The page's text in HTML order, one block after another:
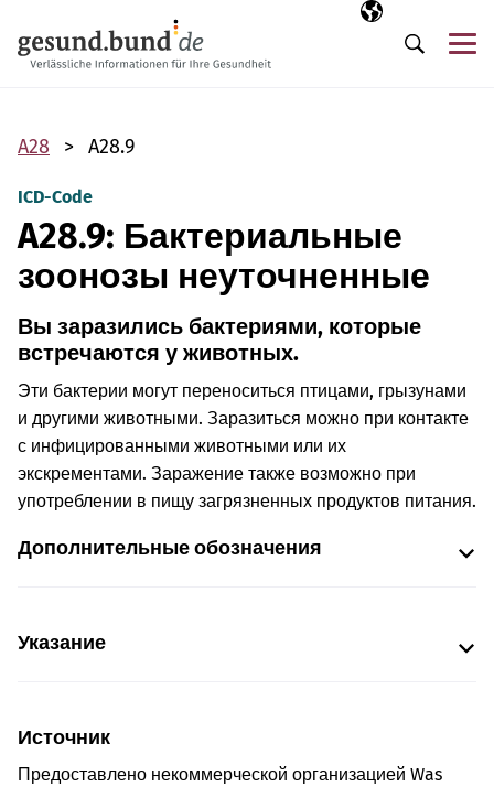
Выбранный
RU
Поиск
A28 A28.9
ICD-Code
A28.9: Бактериальные
зоонозы неуточненные
Вы заразились бактериями, которые
встречаются у животных.
Эти бактерии могут переноситься птицами, грызунами
и другими животными. Заразиться можно при контакте
с инфицированными животными или их
экскрементами. Заражение также возможно при
употреблении в пищу загрязненных продуктов питания.
Дополнительные обозначения
Указание
Источник
Предоставлено некоммерческой организацией Was